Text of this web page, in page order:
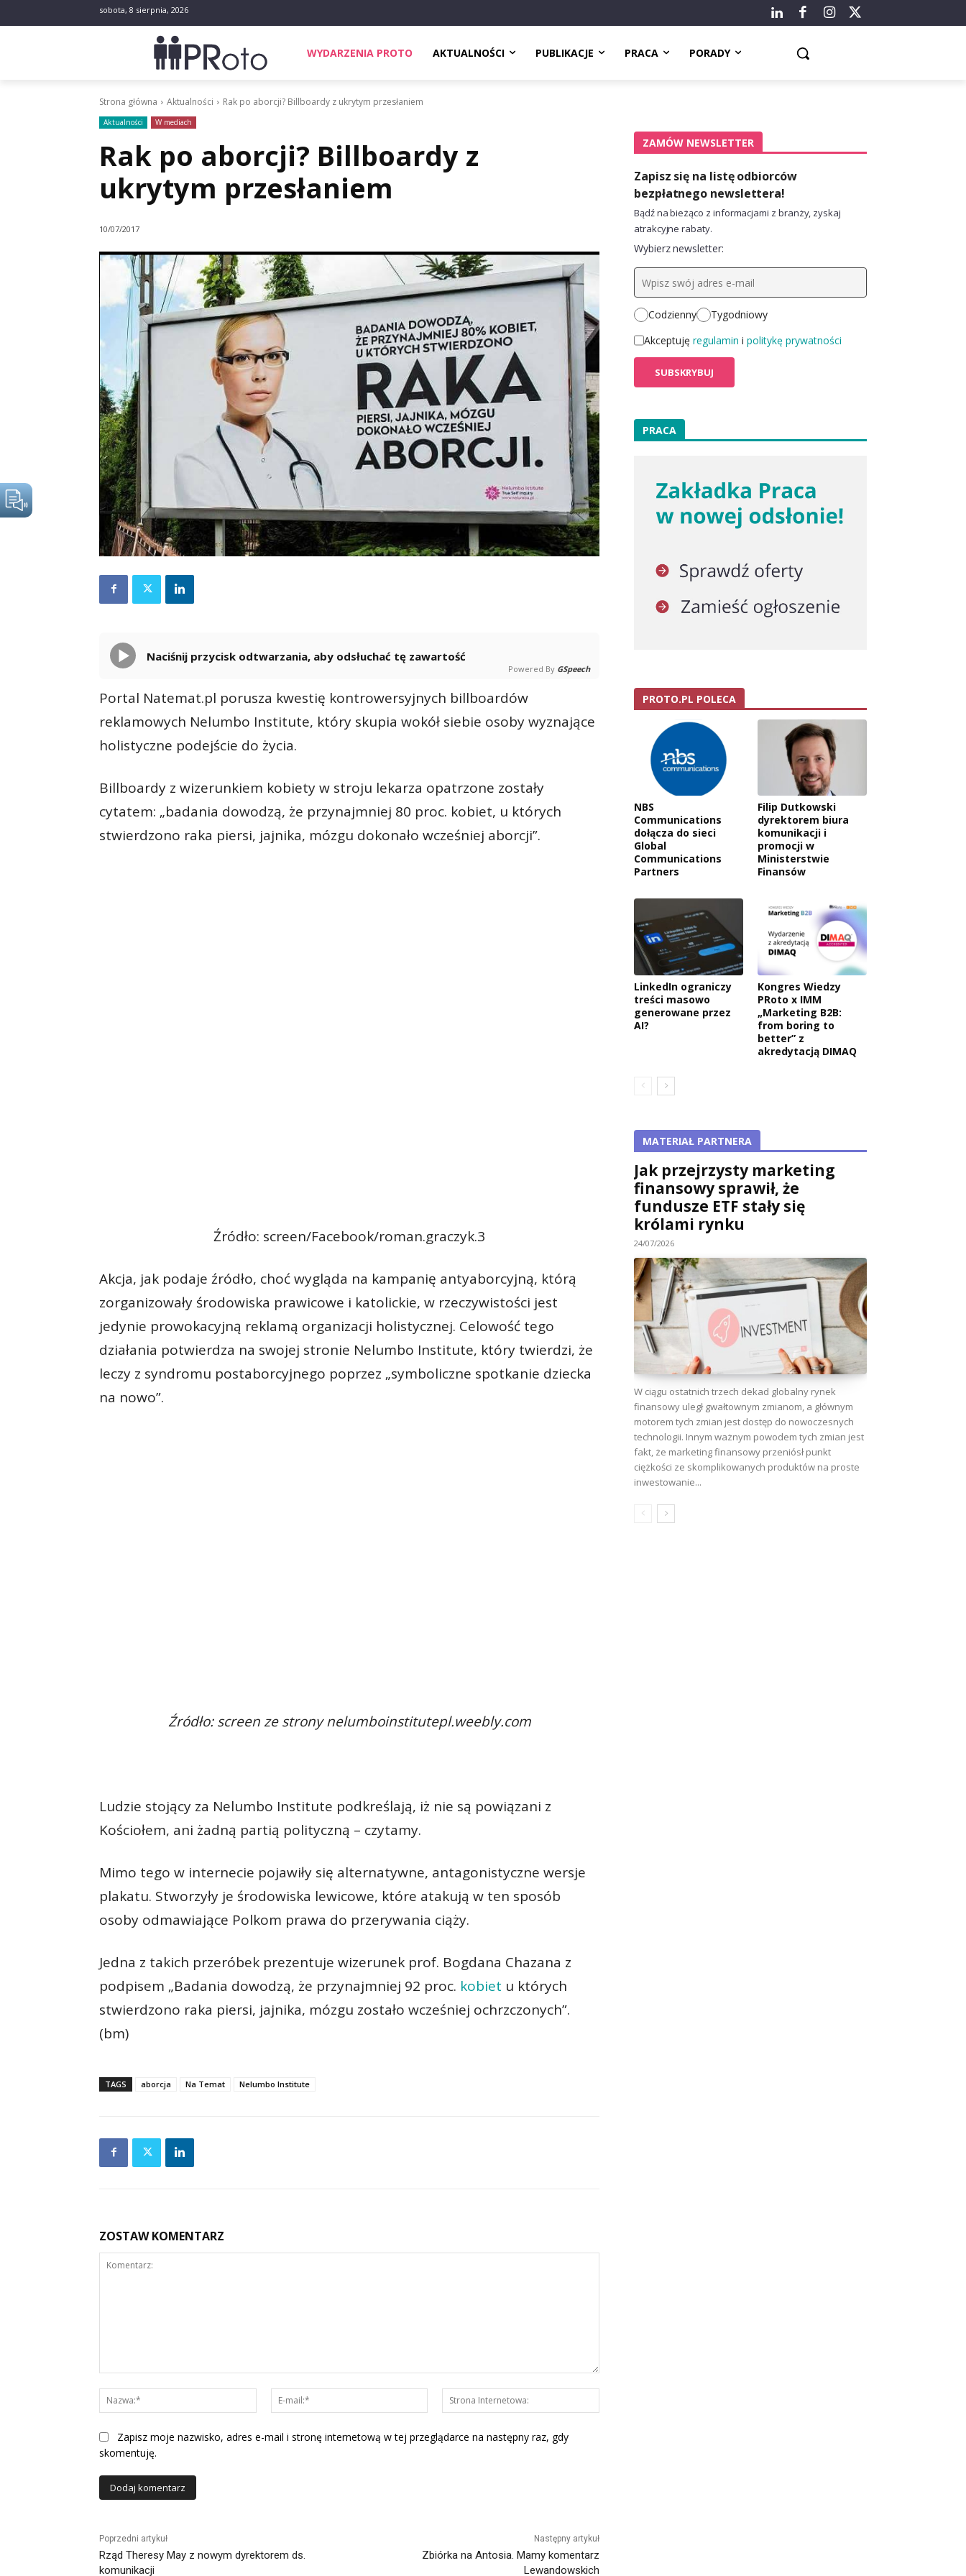
sobota, 8 sierpnia, 2026
WYDARZENIA PROTO AKTUALNOŚCI PUBLIKACJE PRACA PORADY
Strona główna Aktualności Rak po aborcji? Billboardy z ukrytym przesłaniem
Aktualności W mediach
Rak po aborcji? Billboardy z
ukrytym przesłaniem
10/07/2017
Naciśnij przycisk odtwarzania, aby odsłuchać tę zawartość
Powered By GSpeech
Portal Natemat.pl porusza kwestię kontrowersyjnych billboardów
reklamowych Nelumbo Institute, który skupia wokół siebie osoby wyznające
holistyczne podejście do życia.
Billboardy z wizerunkiem kobiety w stroju lekarza opatrzone zostały
cytatem: „badania dowodzą, że przynajmniej 80 proc. kobiet, u których
stwierdzono raka piersi, jajnika, mózgu dokonało wcześniej aborcji”.
Źródło: screen/Facebook/roman.graczyk.3
Akcja, jak podaje źródło, choć wygląda na kampanię antyaborcyjną, którą
zorganizowały środowiska prawicowe i katolickie, w rzeczywistości jest
jedynie prowokacyjną reklamą organizacji holistycznej. Celowość tego
działania potwierdza na swojej stronie Nelumbo Institute, który twierdzi, że
leczy z syndromu postaborcyjnego poprzez „symboliczne spotkanie dziecka
na nowo”.
Źródło: screen ze strony nelumboinstitutepl.weebly.com
Ludzie stojący za Nelumbo Institute podkreślają, iż nie są powiązani z
Kościołem, ani żadną partią polityczną – czytamy.
Mimo tego w internecie pojawiły się alternatywne, antagonistyczne wersje
plakatu. Stworzyły je środowiska lewicowe, które atakują w ten sposób
osoby odmawiające Polkom prawa do przerywania ciąży.
Jedna z takich przeróbek prezentuje wizerunek prof. Bogdana Chazana z
podpisem „Badania dowodzą, że przynajmniej 92 proc. kobiet u których
stwierdzono raka piersi, jajnika, mózgu zostało wcześniej ochrzczonych”.
(bm)
TAGS aborcja Na Temat Nelumbo Institute
ZOSTAW KOMENTARZ
Nazwa:*
mail:*
Internetowa:
Zapisz moje nazwisko, adres e-mail i stronę internetową w tej przeglądarce na następny raz, gdy
skomentuję.
Poprzedni artykuł
Rząd Theresy May z nowym dyrektorem ds.
komunikacji
Następny artykuł
Zbiórka na Antosia. Mamy komentarz
Lewandowskich
ZAMÓW NEWSLETTER
Zapisz się na listę odbiorców
bezpłatnego newslettera!
Bądź na bieżąco z informacjami z branży, zyskaj
atrakcyjne rabaty.
Wybierz newsletter:
Codzienny
Tygodniowy
Akceptuję regulamin i politykę prywatności
PRACA
PROTO.PL POLECA
NBS
Communications
dołącza do sieci
Global
Communications
Partners
Filip Dutkowski
dyrektorem biura
komunikacji i
promocji w
Ministerstwie
Finansów
LinkedIn ograniczy
treści masowo
generowane przez
AI?
Kongres Wiedzy
PRoto x IMM
„Marketing B2B:
from boring to
better” z
akredytacją DIMAQ
MATERIAŁ PARTNERA
Jak przejrzysty marketing
finansowy sprawił, że
fundusze ETF stały się
królami rynku
24/07/2026
W ciągu ostatnich trzech dekad globalny rynek
finansowy uległ gwałtownym zmianom, a głównym
motorem tych zmian jest dostęp do nowoczesnych
technologii. Innym ważnym powodem tych zmian jest
fakt, że marketing finansowy przeniósł punkt
ciężkości ze skomplikowanych produktów na proste
inwestowanie...